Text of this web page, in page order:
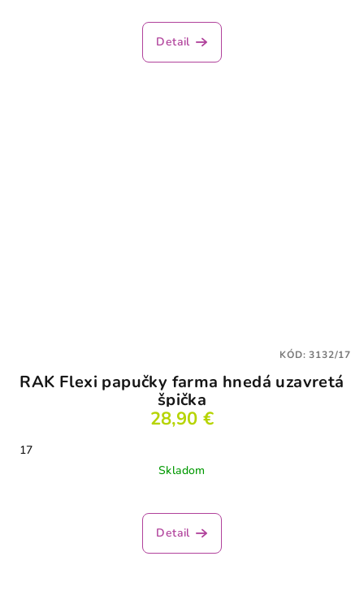
Detail
RAK Flexi papučky farma hnedá uzavretá
špička
28,90 €
17
Skladom
hodnotenie
produktu
Detail
KÓD:3132/17